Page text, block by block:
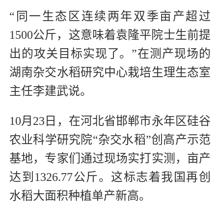
“同一生态区连续两年双季亩产超过
1500公斤，这意味着袁隆平院士生前提
出的攻关目标实现了。”在测产现场的
湖南杂交水稻研究中心栽培生理生态室
主任李建武说。
10月23日，在河北省邯郸市永年区硅谷
农业科学研究院“杂交水稻”创高产示范
基地，专家们通过现场实打实测，亩产
达到1326.77公斤。这标志着我国再创
水稻大面积种植单产新高。